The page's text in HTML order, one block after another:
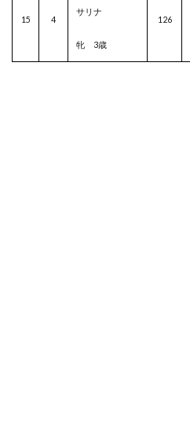
15 4
サリナ
牝 3歳
126